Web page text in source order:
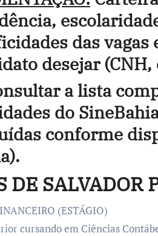
das
desejar
a lista
do
conforme
DE
(ESTÁGIO)
cursando em Ciências